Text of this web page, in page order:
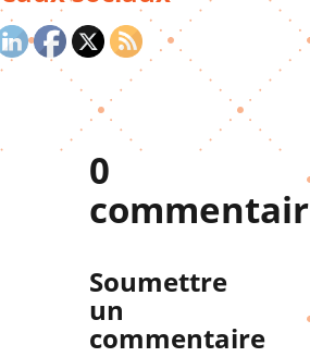
0
Soumettre
un
commentaire